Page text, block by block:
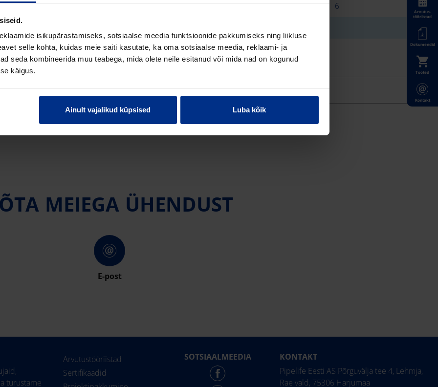
isikupärastamiseks, sotsiaalse meedia funktsioonide pakkumiseks ning liikluse
selle kohta, kuidas meie saiti kasutate, ka oma sotsiaalse meedia, reklaami- ja
seda kombineerida muu teabega, mida olete neile esitanud või mida nad on kogunud
käigus.
Ainult vajalikud küpsised Luba kõik
RST 3 130 m 2 m Other 6
2
RST 1 100 m 2 m Other 1
MEIEGA ÜHENDUST
E-post
Arvutus-
tööriistad
Dokumendid
Tooted
Kontakt
turustame
Arvutustööriistad
Sertifikaadid
SOTSIAALMEEDIA
KONTAKT
Pipelife Eesti AS Põrguvälja tee 4, Lehmja,
Rae vald, 75306 Harjumaa